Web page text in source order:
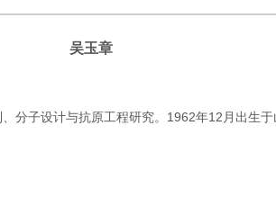
吴玉章
子设计与抗原工程研究。1962年12月出生于